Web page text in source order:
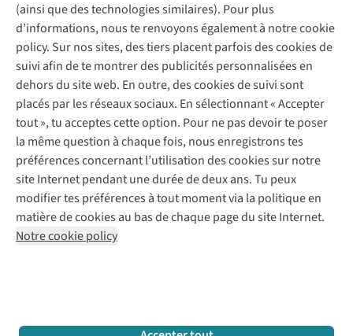
(ainsi que des technologies similaires). Pour plus
d’informations, nous te renvoyons également à notre cookie
policy. Sur nos sites, des tiers placent parfois des cookies de
suivi afin de te montrer des publicités personnalisées en
dehors du site web. En outre, des cookies de suivi sont
placés par les réseaux sociaux. En sélectionnant « Accepter
tout », tu acceptes cette option. Pour ne pas devoir te poser
la même question à chaque fois, nous enregistrons tes
préférences concernant l’utilisation des cookies sur notre
site Internet pendant une durée de deux ans. Tu peux
modifier tes préférences à tout moment via la politique en
matière de cookies au bas de chaque page du site Internet.
Notre cookie policy
Questions fréquentes
Commander
Payer
10 % réduction étudiants
Klarna : post-paiement
Livraison
Retourner
Rétractation d'une commande
Garantie
Contact
Nos services
Vintage - ReJUsed
Atelier de couture
Personal shopping
Boîte à vêtements
Événements / ateliers
Juttu
Qui sommes-nous ?
Juttu Friends
Inspiration
Travailler chez Juttu
Nos magasins
Le monde de Juttu
Entrepreneuriat responsable
Déclaration d’accessibilité
Abonne-toi à la newsletter
Suivez-nous
+32 (0)3 828 30 15 team@juttu.be